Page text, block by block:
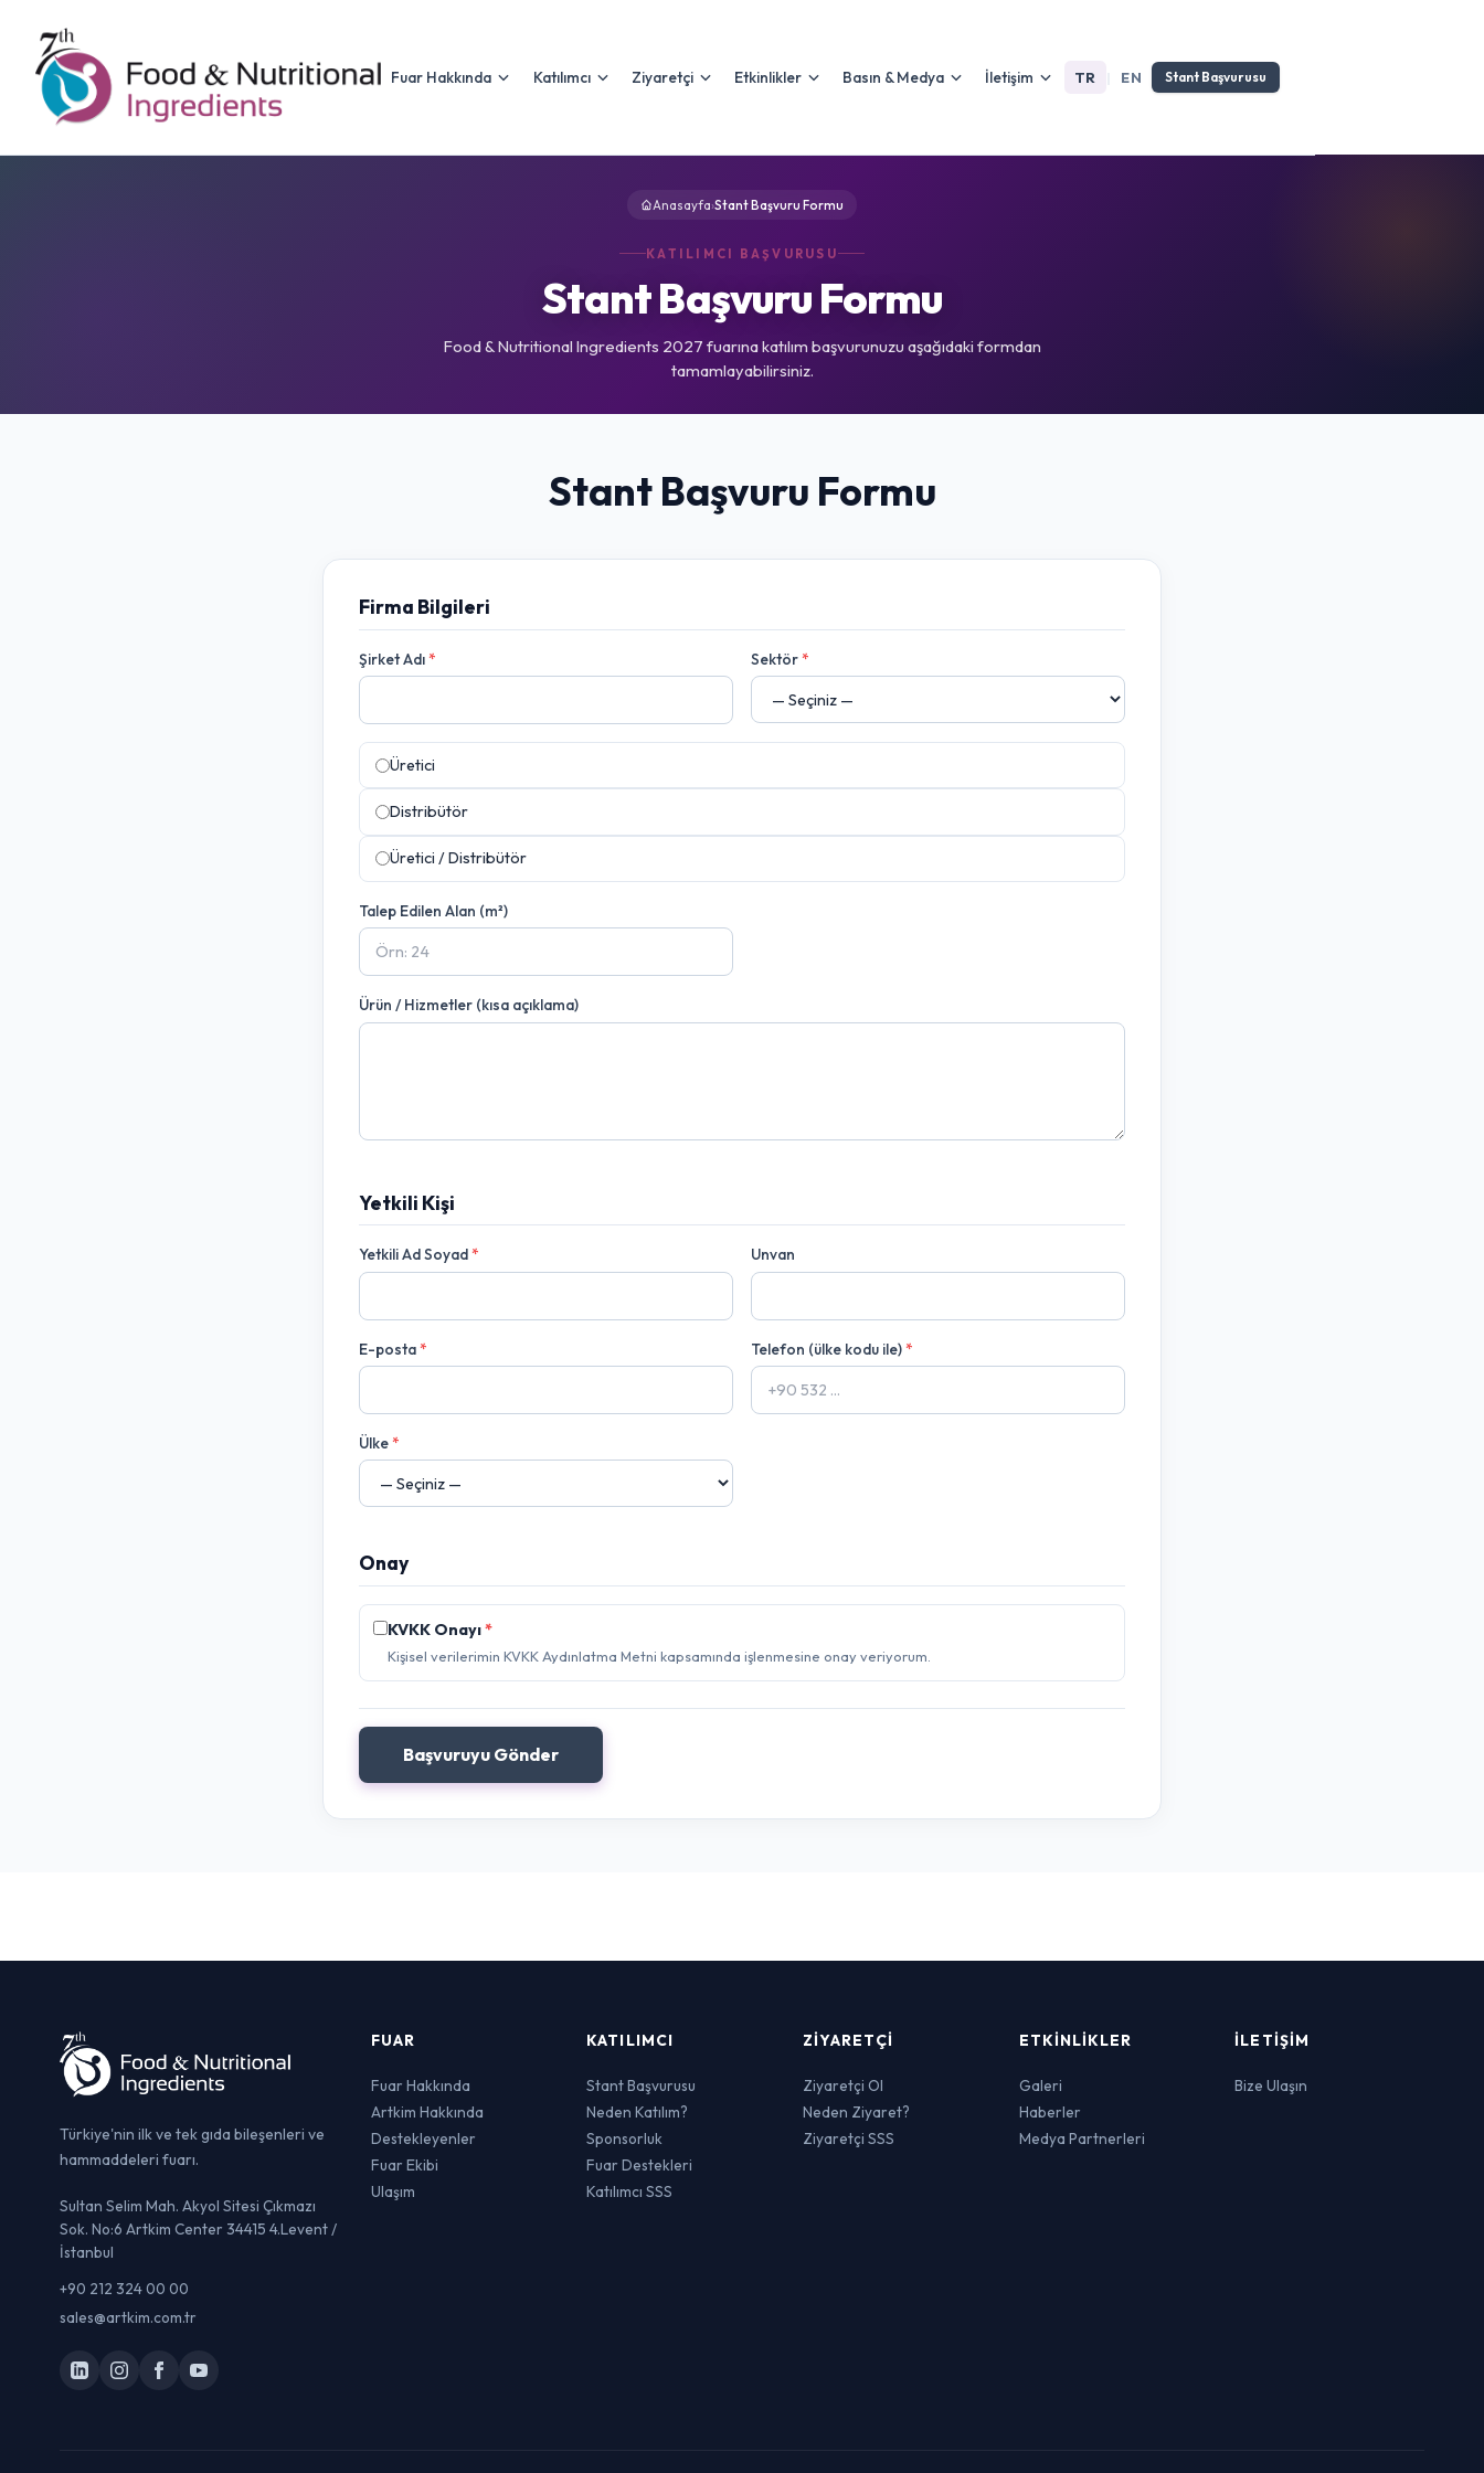
Fuar Hakkında Katılımcı Ziyaretçi Etkinlikler Basın & Medya İletişim TR EN Stant Başvurusu
Anasayfa›Stant Başvuru Formu
KATILIMCI BAŞVURUSU
Stant Başvuru Formu
Food & Nutritional Ingredients 2027 fuarına katılım başvurunuzu aşağıdaki formdan
tamamlayabilirsiniz.
Stant Başvuru Formu
Firma Bilgileri
Şirket Adı* Sektör*
Üretici
Distribütör
Üretici / Distribütör
Talep Edilen Alan (m²)
Ürün / Hizmetler (kısa açıklama)
Yetkili Kişi
Yetkili Ad Soyad* Unvan
E-posta* Telefon (ülke kodu ile)*
Ülke*
Onay
KVKK Onayı*
Kişisel verilerimin KVKK Aydınlatma Metni kapsamında işlenmesine onay veriyorum.
Başvuruyu Gönder
Türkiye'nin ilk ve tek gıda bileşenleri ve
hammaddeleri fuarı.
Sultan Selim Mah. Akyol Sitesi Çıkmazı
Sok. No:6 Artkim Center 34415 4.Levent /
İstanbul
+90 212 324 00 00
sales@artkim.com.tr
FUAR
Fuar Hakkında
Artkim Hakkında
Destekleyenler
Fuar Ekibi
Ulaşım
KATILIMCI
Stant Başvurusu
Neden Katılım?
Sponsorluk
Fuar Destekleri
Katılımcı SSS
ZIYARETÇI
Ziyaretçi Ol
Neden Ziyaret?
Ziyaretçi SSS
ETKINLIKLER
Galeri
Haberler
Medya Partnerleri
İLETIŞIM
Bize Ulaşın